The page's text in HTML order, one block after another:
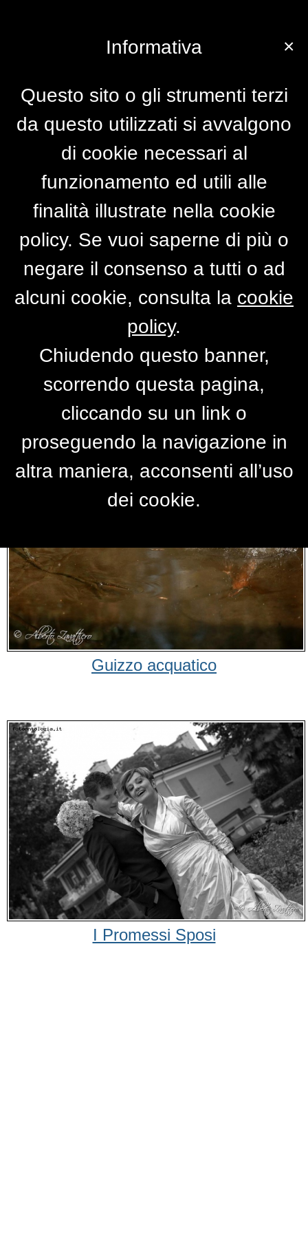
Le foto di finderweb
Guizzo acquatico
I Promessi Sposi
×
Informativa
Questo sito o gli strumenti terzi
da questo utilizzati si avvalgono
di cookie necessari al
funzionamento ed utili alle
finalità illustrate nella cookie
policy. Se vuoi saperne di più o
negare il consenso a tutti o ad
alcuni cookie, consulta la cookie
policy.
Chiudendo questo banner,
scorrendo questa pagina,
cliccando su un link o
proseguendo la navigazione in
altra maniera, acconsenti all’uso
dei cookie.